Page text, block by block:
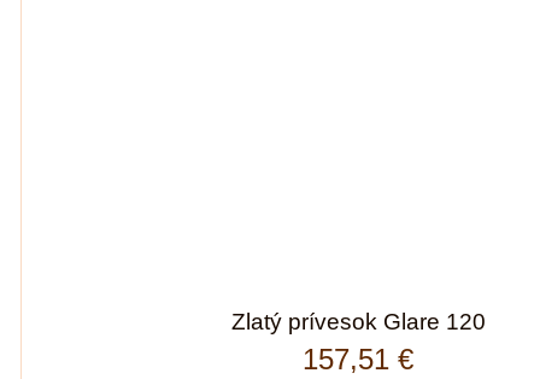
Zlatý prívesok Glare 120
157,51 €